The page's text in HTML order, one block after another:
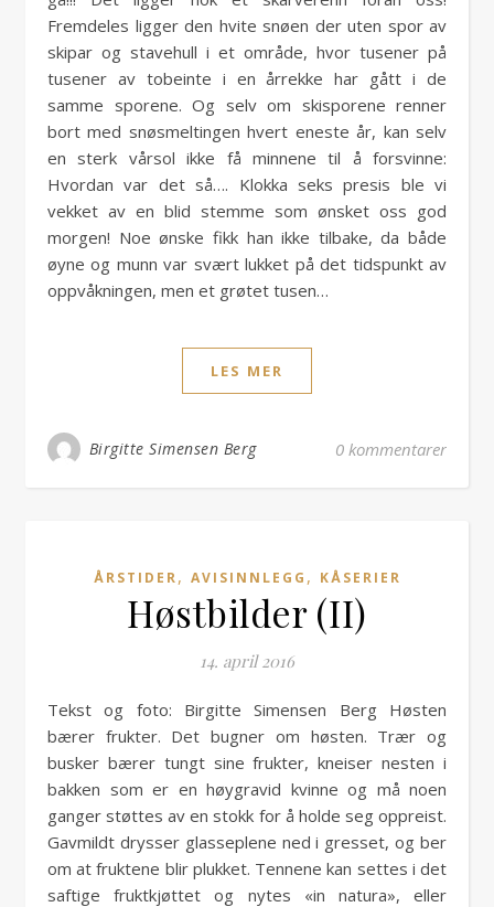
Fremdeles ligger den hvite snøen der uten spor av
skipar og stavehull i et område, hvor tusener på
tusener av tobeinte i en årrekke har gått i de
samme sporene. Og selv om skisporene renner
bort med snøsmeltingen hvert eneste år, kan selv
en sterk vårsol ikke få minnene til å forsvinne:
Hvordan var det så…. Klokka seks presis ble vi
vekket av en blid stemme som ønsket oss god
morgen! Noe ønske fikk han ikke tilbake, da både
øyne og munn var svært lukket på det tidspunkt av
oppvåkningen, men et grøtet tusen…
LES MER
Birgitte Simensen Berg 0 kommentarer
ÅRSTIDER, AVISINNLEGG , KÅSERIER
Høstbilder (II)
14. april 2016
Tekst og foto: Birgitte Simensen Berg Høsten
bærer frukter. Det bugner om høsten. Trær og
busker bærer tungt sine frukter, kneiser nesten i
bakken som er en høygravid kvinne og må noen
ganger støttes av en stokk for å holde seg oppreist.
Gavmildt drysser glasseplene ned i gresset, og ber
om at fruktene blir plukket. Tennene kan settes i det
saftige fruktkjøttet og nytes «in natura», eller